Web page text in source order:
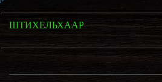
ШТИХЕЛЬХААР